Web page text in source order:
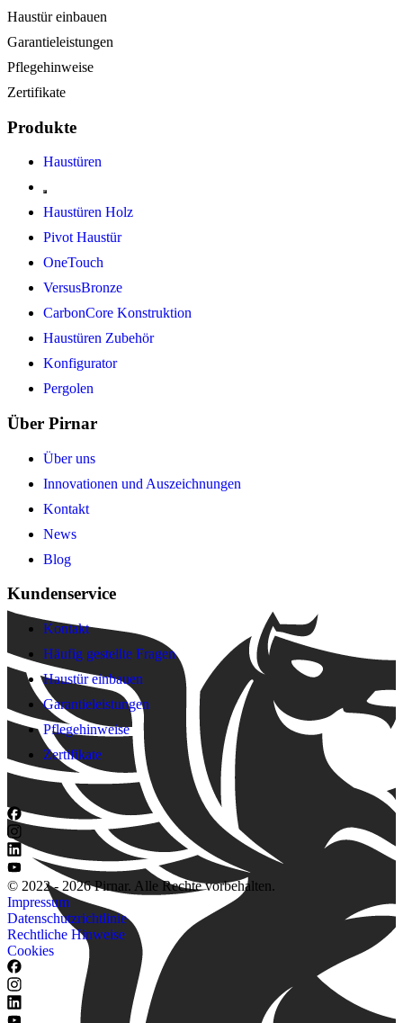
Haustür einbauen
Garantieleistungen
Pflegehinweise
Zertifikate
Produkte
Haustüren
Haustüren Holz
Pivot Haustür
OneTouch
VersusBronze
CarbonCore Konstruktion
Haustüren Zubehör
Konfigurator
Pergolen
Über Pirnar
Über uns
Innovationen und Auszeichnungen
Kontakt
News
Blog
Kundenservice
Kontakt
Häufig gestellte Fragen
Haustür einbauen
Garantieleistungen
Pflegehinweise
Zertifikate
© 2022 - 2026 Pirnar. Alle Rechte vorbehalten.
Impressum
Datenschutzrichtlinie
Rechtliche Hinweise
Cookies